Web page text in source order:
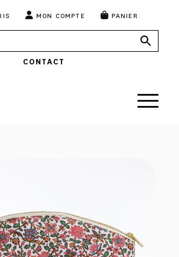
MON COMPTE PANIER
CONTACT